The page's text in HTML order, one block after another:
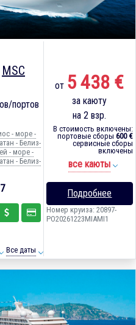
MSC
портов
- море -
- Белиз-
- море -
- Белиз-
Все даты
от 5 438 €
за каюту
на 2 взр.
В стоимость включены:
портовые сборы 600 €
сервисные сборы
включены
все каюты
Подробнее
Номер круиза: 20897-
PO20261223MIAMI1